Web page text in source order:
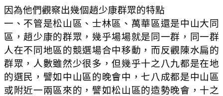
因為他們觀察出幾個趙少康群眾的特點
一、不管是松山區、士林區、萬華區還是中山大同
區，趙少康的群眾，幾乎場場就是同一群，同一群
人在不同地區的競選場合中移動，而反觀陳水扁的
群眾，人數雖然少很多，但幾乎十之八九都是在地
的選民，譬如中山區的晚會中，七八成都是中山區
或附近一兩區來的，譬如松山區的造勢晚會，十之